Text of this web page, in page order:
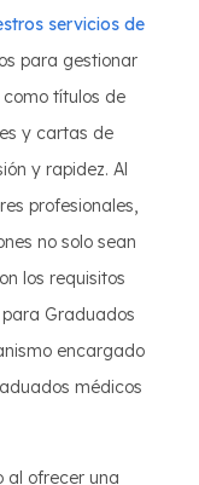
servicios de
para gestionar
títulos de
y cartas de
y rapidez. Al
profesionales,
no solo sean
los requisitos
Graduados
encargado
médicos
al ofrecer una